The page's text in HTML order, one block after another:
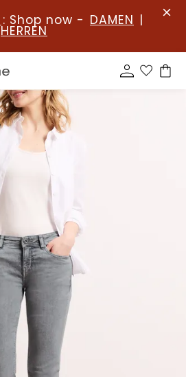
: Shop now - DAMEN |
HERREN